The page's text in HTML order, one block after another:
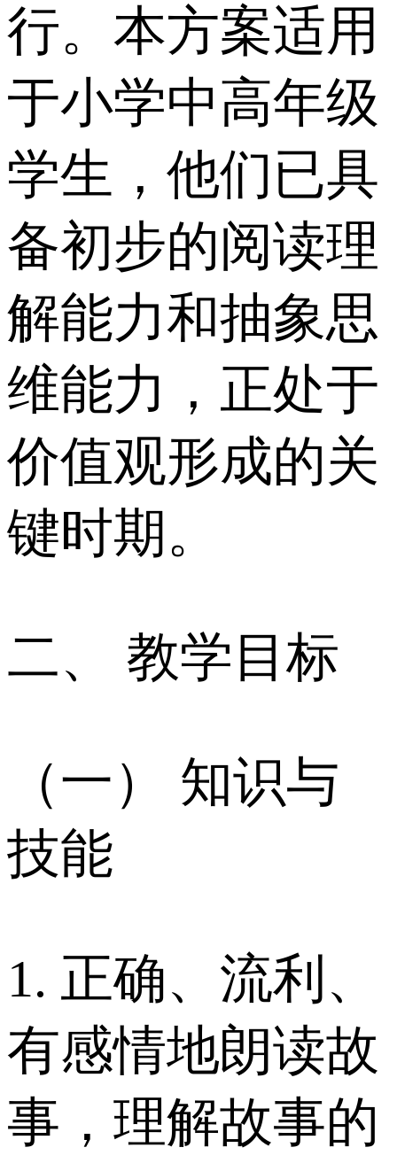
行。本方案适用
于小学中高年级
学生，他们已具
备初步的阅读理
解能力和抽象思
维能力，正处于
价值观形成的关
键时期。
二、 教学目标
（一） 知识与
技能
1. 正确、流利、
有感情地朗读故
事，理解故事的